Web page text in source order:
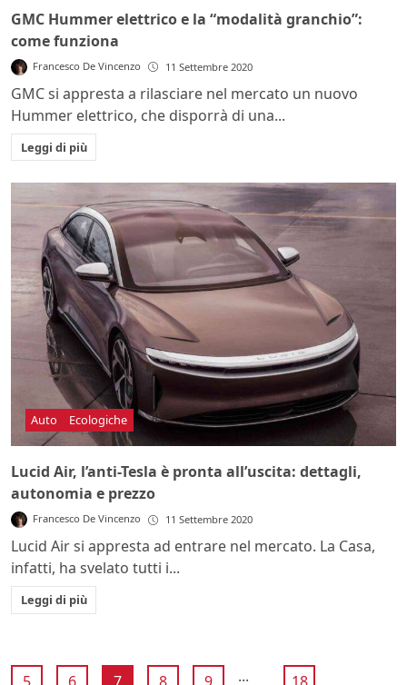
GMC Hummer elettrico e la “modalità granchio”:
come funziona
Francesco De Vincenzo 11 Settembre 2020
GMC si appresta a rilasciare nel mercato un nuovo
Hummer elettrico, che disporrà di una...
Leggi di più
Auto Ecologiche
Lucid Air, l’anti-Tesla è pronta all’uscita: dettagli,
autonomia e prezzo
Francesco De Vincenzo 11 Settembre 2020
Lucid Air si appresta ad entrare nel mercato. La Casa,
infatti, ha svelato tutti i...
Leggi di più
...